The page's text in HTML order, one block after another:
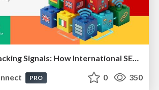
Max Prin - Stacking Signals: How International SEO Comes Together (And Falls Apart)
PRO 0 350